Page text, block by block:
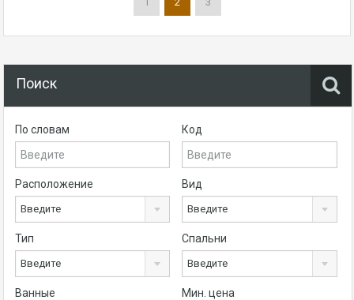
Поиск
По словам Код
Расположение
Введите
Вид
Введите
Тип
Введите
Спальни
Введите
Ванные Мин. цена